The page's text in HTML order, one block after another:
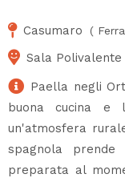
Casumaro (
Sala Polivalente
Paella negli
buona cucina e
un'atmosfera
spagnola
preparata al